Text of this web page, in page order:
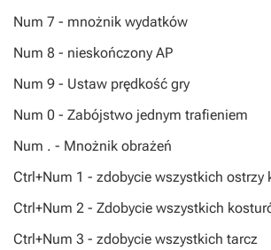
Num 7 - mnożnik wydatków
Num 8 - nieskończony AP
Num 9 - Ustaw prędkość gry
Num 0 - Zabójstwo jednym trafieniem
Num . - Mnożnik obrażeń
Ctrl+Num 1 - zdobycie wszystkich ostrzy
Ctrl+Num 2 - Zdobycie wszystkich
Ctrl+Num 3 - zdobycie wszystkich tarcz